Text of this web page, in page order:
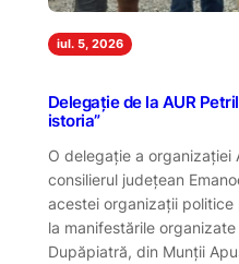
iul. 5, 2026
Delegație de la AUR
istoria”
O delegație a organizației
consilierul județean
acestei organizații
la manifestările
Dupăpiatră, din Munții